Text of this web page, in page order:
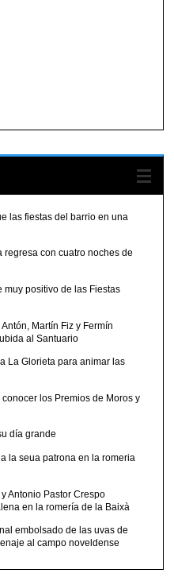
las fiestas del barrio en una
regresa con cuatro noches de
muy positivo de las Fiestas
Martín Fiz y Fermín
al Santuario
La Glorieta para animar las
los Premios de Moros y
día grande
la seua patrona en la romeria
Antonio Pastor Crespo
en la romería de la Baixà
embolsado de las uvas de
al campo noveldense